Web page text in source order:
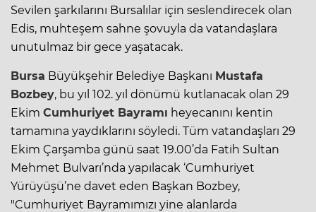
Sevilen şarkılarını Bursalılar için seslendirecek olan
Edis, muhteşem sahne şovuyla da vatandaşlara
unutulmaz bir gece yaşatacak.
Bursa Büyükşehir Belediye Başkanı Mustafa
Bozbey, bu yıl 102. yıl dönümü kutlanacak olan 29
Ekim Cumhuriyet Bayramı heyecanını kentin
tamamına yaydıklarını söyledi. Tüm vatandaşları 29
Ekim Çarşamba günü saat 19.00’da Fatih Sultan
Mehmet Bulvarı’nda yapılacak ‘Cumhuriyet
Yürüyüşü’ne davet eden Başkan Bozbey,
"Cumhuriyet Bayramımızı yine alanlarda